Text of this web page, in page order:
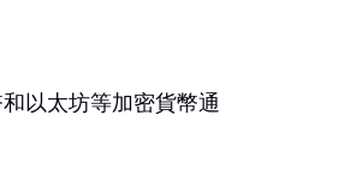
以太坊等加密貨幣通